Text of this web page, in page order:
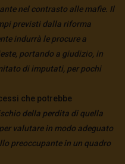
nel contrasto alle mafie. Il
previsti dalla riforma
indurrà le procure a
portando a giudizio, in
di imputati, per pochi
che potrebbe
della perdita di quella
valutare in modo adeguato
preoccupante in un quadro